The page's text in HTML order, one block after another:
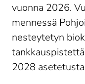
vuonna 2026.
mennessä
nesteytetyn
2028